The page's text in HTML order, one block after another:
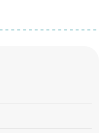
クトを強く感じました📖
みがあり、記事を通じて
人と犬の幸せな未来」を
だと思います。命の行方
いただきたいサイトで